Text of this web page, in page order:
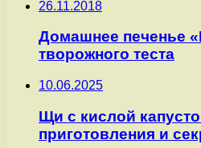
26.11.2018
Домашнее печенье
творожного теста
10.06.2025
Щи с кислой
приготовления и